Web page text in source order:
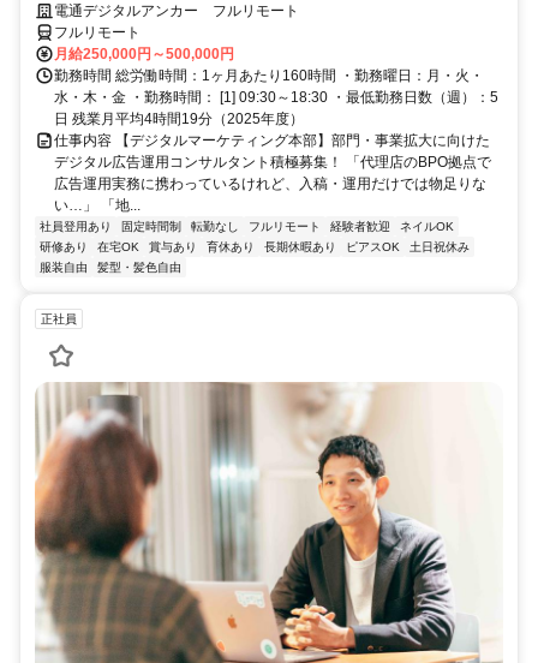
G／全国×完全在宅／年休126日・土日祝休み／残業月平均4時間19分
電通デジタルアンカー フルリモート
フルリモート
月給250,000円～500,000円
勤務時間 総労働時間：1ヶ月あたり160時間 ・勤務曜日：月・火・
水・木・金 ・勤務時間： [1] 09:30～18:30 ・最低勤務日数（週）：5
日 残業月平均4時間19分（2025年度）
仕事内容 【デジタルマーケティング本部】部門・事業拡大に向けた
デジタル広告運用コンサルタント積極募集！ 「代理店のBPO拠点で
広告運用実務に携わっているけれど、入稿・運用だけでは物足りな
い…」 「地...
社員登用あり 固定時間制 転勤なし フルリモート 経験者歓迎
ネイルOK
研修あり
在宅OK 賞与あり 育休あり 長期休暇あり ピアスOK
土日祝休み
服装自由
髪型・髪色自由
正社員